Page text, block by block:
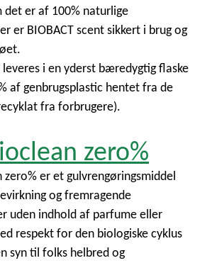
det er af 100% naturlige
er BIOBACT scent sikkert i brug og
leveres i en yderst bæredygtig flaske
af genbrugsplastic hentet fra de
fra forbrugere).
zero%
zero% er et gulvrengøringsmiddel
og fremragende
uden indhold af parfume eller
respekt for den biologiske cyklus
syn til folks helbred og